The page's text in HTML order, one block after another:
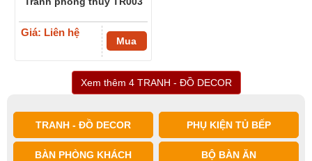
Giá: Liên hệ
Mua
Xem thêm 4 TRANH - ĐỒ DECOR
TRANH - ĐỒ DECOR PHỤ KIỆN TỦ BẾP
BÀN PHÒNG KHÁCH BỘ BÀN ĂN